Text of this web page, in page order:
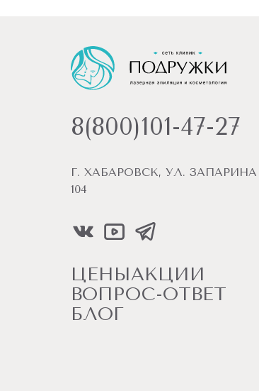
8(800)101-47-27
Г. ХАБАРОВСК, УЛ. ЗАПАРИНА
104
ЦЕНЫАКЦИИ
ВОПРОС-ОТВЕТ
БЛОГ